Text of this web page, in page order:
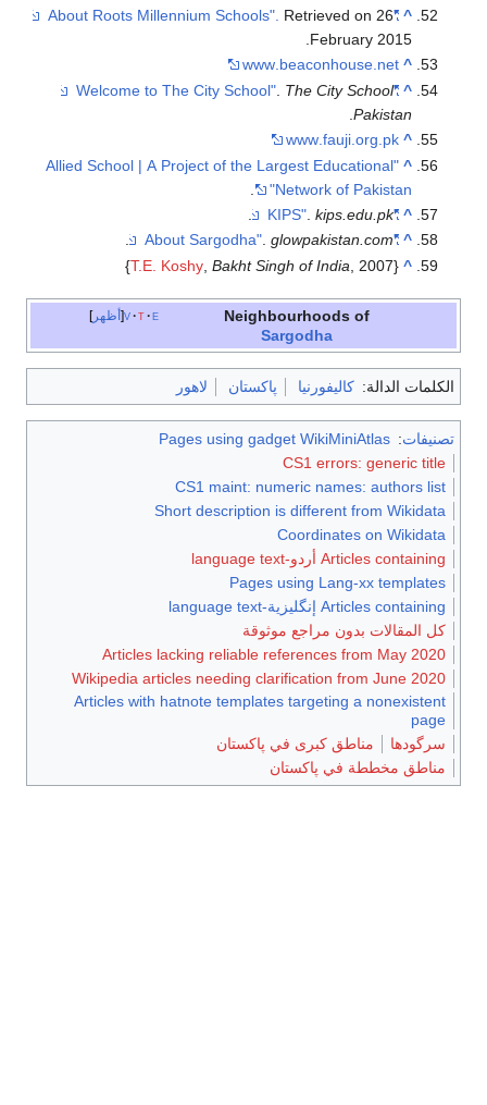
"Allied School | A Project of the
.
T.E. Koshy ,Bakht
أظهر v t e
پاكستان لاهور
Pages using
CS1 maint:
Short description
Pages
Articles lacking reliable
Wikipedia articles needing
Articles with hatnote
پاكستان